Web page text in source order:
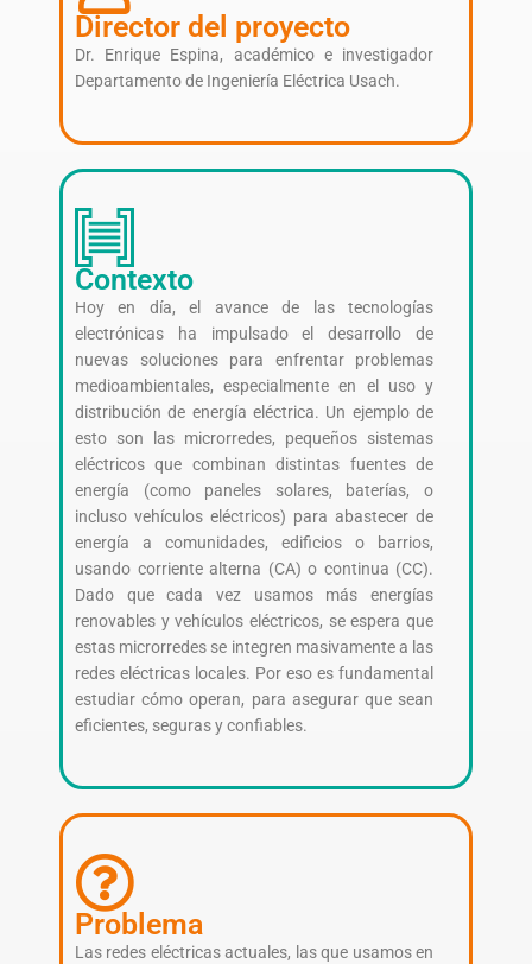
Director del proyecto
Dr. Enrique Espina, académico e investigador
Departamento de Ingeniería Eléctrica Usach.
Contexto
Hoy en día, el avance de las tecnologías
electrónicas ha impulsado el desarrollo de
nuevas soluciones para enfrentar problemas
medioambientales, especialmente en el uso y
distribución de energía eléctrica. Un ejemplo de
esto son las microrredes, pequeños sistemas
eléctricos que combinan distintas fuentes de
energía (como paneles solares, baterías, o
incluso vehículos eléctricos) para abastecer de
energía a comunidades, edificios o barrios,
usando corriente alterna (CA) o continua (CC).
Dado que cada vez usamos más energías
renovables y vehículos eléctricos, se espera que
estas microrredes se integren masivamente a las
redes eléctricas locales. Por eso es fundamental
estudiar cómo operan, para asegurar que sean
eficientes, seguras y confiables.
Problema
Las redes eléctricas actuales, las que usamos en